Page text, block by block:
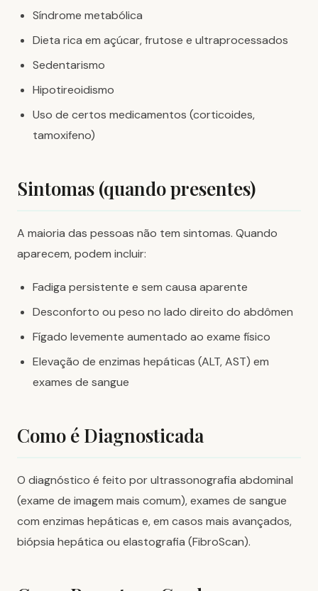
Síndrome metabólica
Dieta rica em açúcar, frutose e ultraprocessados
Sedentarismo
Hipotireoidismo
Uso de certos medicamentos (corticoides,
tamoxifeno)
Sintomas (quando presentes)
A maioria das pessoas não tem sintomas. Quando
aparecem, podem incluir:
Fadiga persistente e sem causa aparente
Desconforto ou peso no lado direito do abdômen
Fígado levemente aumentado ao exame físico
Elevação de enzimas hepáticas (ALT, AST) em
exames de sangue
Como é Diagnosticada
O diagnóstico é feito por ultrassonografia abdominal
(exame de imagem mais comum), exames de sangue
com enzimas hepáticas e, em casos mais avançados,
biópsia hepática ou elastografia (FibroScan).